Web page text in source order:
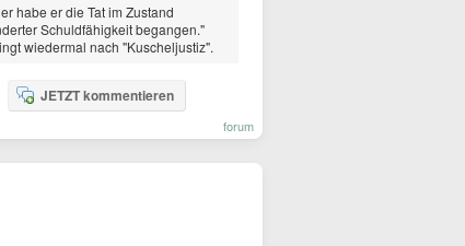
habe er die Tat im Zustand
Schuldfähigkeit begangen."
wiedermal nach "Kuscheljustiz".
JETZT kommentieren
forum